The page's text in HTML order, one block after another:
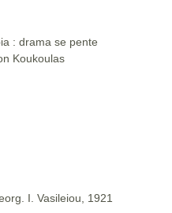
: drama se pente
Koukoulas
I. Vasileiou, 1921